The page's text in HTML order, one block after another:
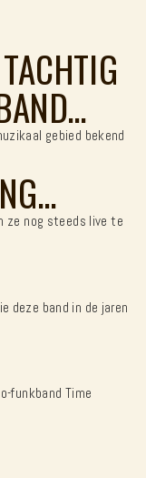
gebied bekend
ze nog steeds live te
deze band in de jaren
funkband Time